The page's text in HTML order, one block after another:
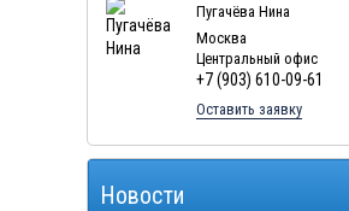
Пугачёва Нина
Москва
Центральный офис
+7 (903) 610-09-61
Оставить заявку
Новости